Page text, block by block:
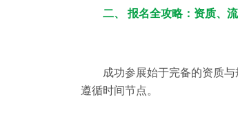
二、 报名全攻略：资质、
成功参展始于完备的资质
遵循时间节点。